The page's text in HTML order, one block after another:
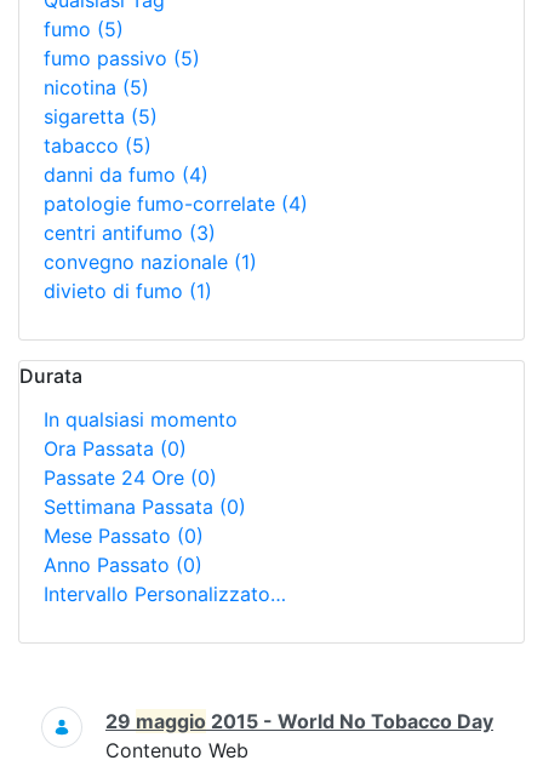
fumo (5)
fumo passivo (5)
nicotina (5)
sigaretta (5)
tabacco (5)
danni da fumo (4)
patologie fumo-correlate (4)
centri antifumo (3)
convegno nazionale (1)
divieto di fumo (1)
Durata
In qualsiasi momento
Ora Passata (0)
Passate 24 Ore (0)
Settimana Passata (0)
Mese Passato (0)
Anno Passato (0)
Intervallo Personalizzato…
Ricerca
29 maggio 2015 - World No Tobacco Day
Contenuto Web